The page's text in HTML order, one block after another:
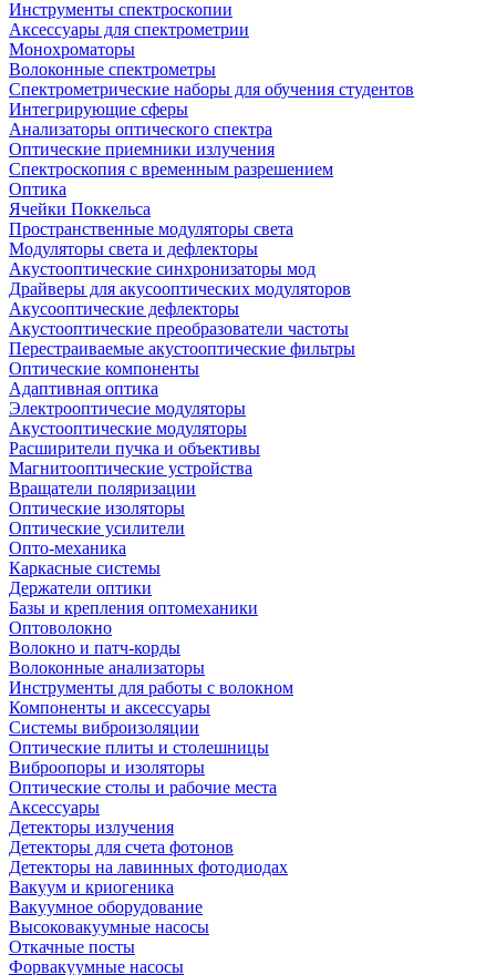
Инструменты спектроскопии
Аксессуары для спектрометрии
Монохроматоры
Волоконные спектрометры
Спектрометрические наборы для обучения студентов
Интегрирующие сферы
Анализаторы оптического спектра
Оптические приемники излучения
Спектроскопия с временным разрешением
Оптика
Ячейки Поккельса
Пространственные модуляторы света
Модуляторы света и дефлекторы
Акустооптические синхронизаторы мод
Драйверы для акусооптических модуляторов
Акусооптические дефлекторы
Акустооптические преобразователи частоты
Перестраиваемые акустооптические фильтры
Оптические компоненты
Адаптивная оптика
Электрооптичесие модуляторы
Акустооптические модуляторы
Расширители пучка и объективы
Магнитооптические устройства
Вращатели поляризации
Оптические изоляторы
Оптические усилители
Опто-механика
Каркасные системы
Держатели оптики
Базы и крепления оптомеханики
Оптоволокно
Волокно и патч-корды
Волоконные анализаторы
Инструменты для работы с волокном
Компоненты и аксессуары
Системы виброизоляции
Оптические плиты и столешницы
Виброопоры и изоляторы
Оптические столы и рабочие места
Аксессуары
Детекторы излучения
Детекторы для счета фотонов
Детекторы на лавинных фотодиодах
Вакуум и криогеника
Вакуумное оборудование
Высоковакуумные насосы
Откачные посты
Форвакуумные насосы